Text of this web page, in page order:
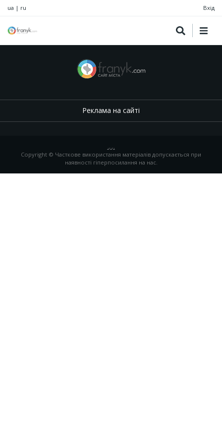
ua | ru Вхід
Реклама на сайті
.,.,.
Copyright © Часткове використання матеріалів допускається при
наявності гіперпосилання на нас.